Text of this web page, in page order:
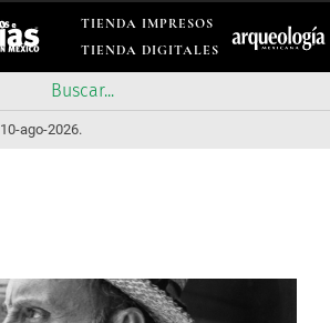
TIENDA IMPRESOS
TIENDA DIGITALES
10-ago-2026.